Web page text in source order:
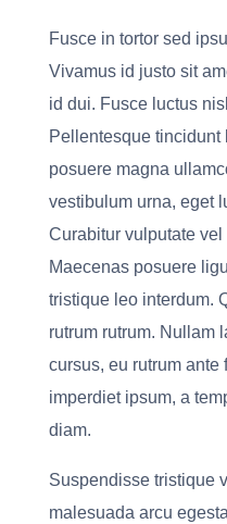
Fusce in tortor sed
Vivamus id justo sit
id dui. Fusce luctus
Pellentesque tincidunt
posuere magna
vestibulum urna, eget
Curabitur vulputate
Maecenas posuere
tristique leo interdum.
rutrum rutrum. Nullam
cursus, eu rutrum
imperdiet ipsum, a
diam.
Suspendisse tristique
malesuada arcu